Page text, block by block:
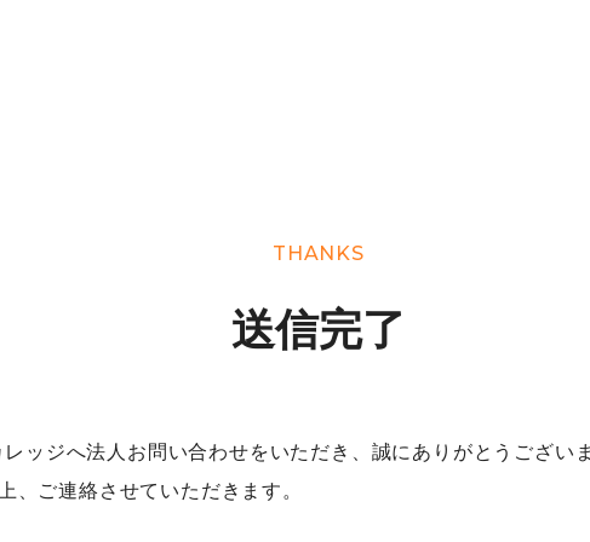
THANKS
送信完了
ッジへ法人お問い合わせをいただき、誠にありがとうござい
、ご連絡させていただきます。